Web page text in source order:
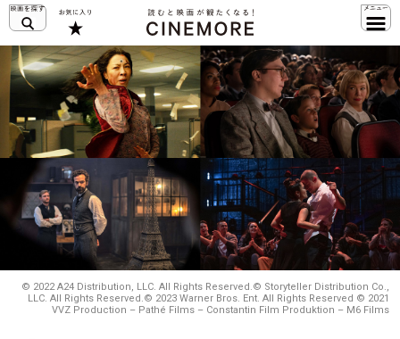
© 2022 A24 Distribution, LLC. All Rights Reserved.© Storyteller Distribution Co.,
LLC. All Rights Reserved.© 2023 Warner Bros. Ent. All Rights Reserved © 2021
VVZ Production – Pathé Films – Constantin Film Produktion – M6 Films